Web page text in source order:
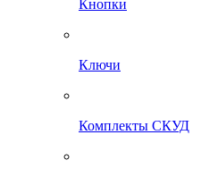
Кнопки
Ключи
Комплекты СКУД